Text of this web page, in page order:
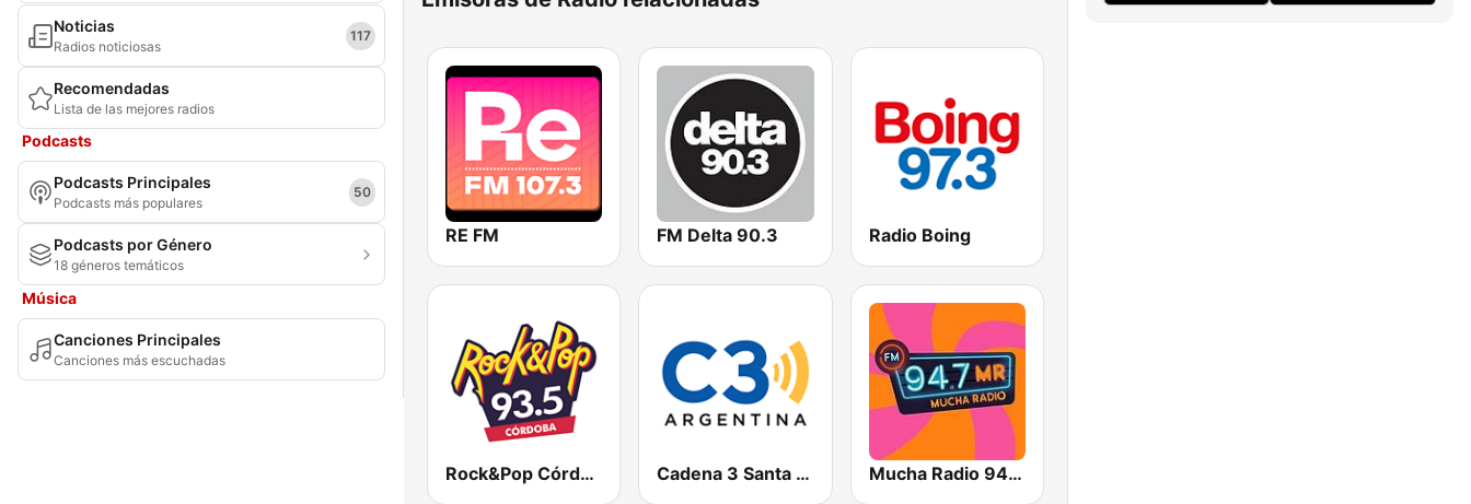
Noticias
Radios noticiosas
117
Recomendadas
Lista de las mejores radios
Podcasts
Podcasts Principales
Podcasts más populares
50
Podcasts por Género
18 géneros temáticos
Música
Canciones Principales
Canciones más escuchadas
RE FM FM Delta 90.3 Radio Boing
Rock&Pop Córdoba Cadena 3 Santa Fe 101.7 FM Mucha Radio 94.7 FM